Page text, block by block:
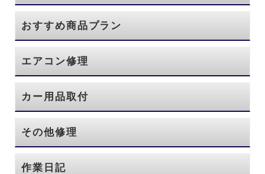
おすすめ商品プラン
エアコン修理
カー用品取付
その他修理
作業日記